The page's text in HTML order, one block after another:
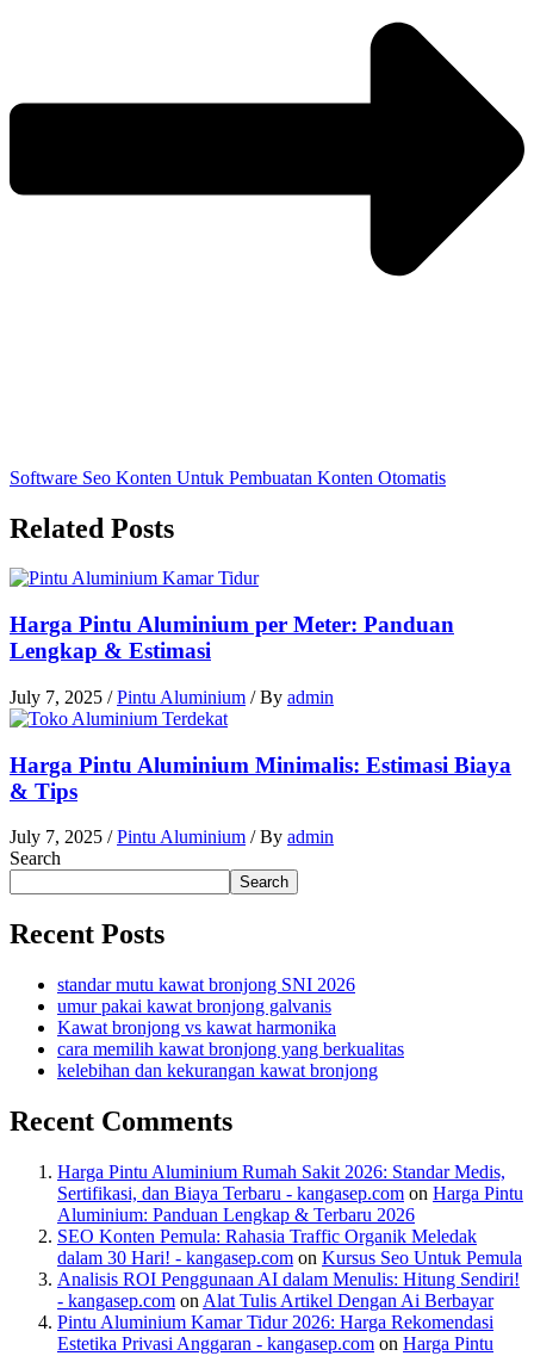
Software Seo Konten Untuk Pembuatan Konten Otomatis
Related Posts
Harga Pintu Aluminium per Meter: Panduan
Lengkap & Estimasi
July 7, 2025 /Pintu Aluminium / By admin
Harga Pintu Aluminium Minimalis: Estimasi Biaya
& Tips
July 7, 2025 /Pintu Aluminium / By admin
Search
Search
Recent Posts
standar mutu kawat bronjong SNI 2026
umur pakai kawat bronjong galvanis
Kawat bronjong vs kawat harmonika
cara memilih kawat bronjong yang berkualitas
kelebihan dan kekurangan kawat bronjong
Recent Comments
Harga Pintu Aluminium Rumah Sakit 2026: Standar Medis,
Sertifikasi, dan Biaya Terbaru - kangasep.com on Harga Pintu
Aluminium: Panduan Lengkap & Terbaru 2026
SEO Konten Pemula: Rahasia Traffic Organik Meledak
dalam 30 Hari! - kangasep.com on Kursus Seo Untuk Pemula
Analisis ROI Penggunaan AI dalam Menulis: Hitung Sendiri!
- kangasep.com on Alat Tulis Artikel Dengan Ai Berbayar
Pintu Aluminium Kamar Tidur 2026: Harga Rekomendasi
Estetika Privasi Anggaran - kangasep.com on Harga Pintu